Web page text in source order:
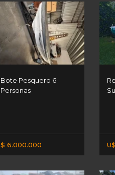
Bote Pesquero 6
Personas
$ 6.000.000